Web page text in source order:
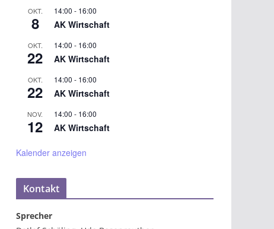
OKT.
8
14:00 - 16:00
AK Wirtschaft
OKT.
22
14:00 - 16:00
AK Wirtschaft
OKT.
22
14:00 - 16:00
AK Wirtschaft
NOV.
12
14:00 - 16:00
AK Wirtschaft
Kalender anzeigen
Kontakt
Sprecher